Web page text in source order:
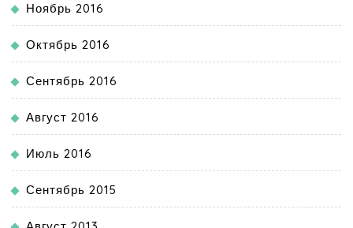
Ноябрь 2016
Октябрь 2016
Сентябрь 2016
Август 2016
Июль 2016
Сентябрь 2015